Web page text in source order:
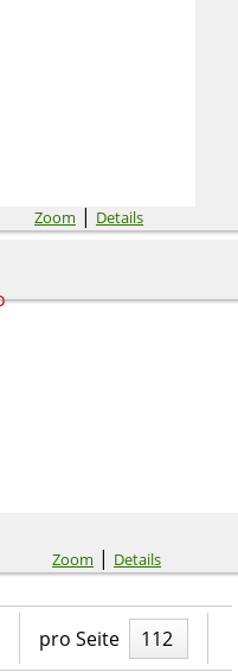
Zoom | Details
Zoom | Details
pro Seite 112